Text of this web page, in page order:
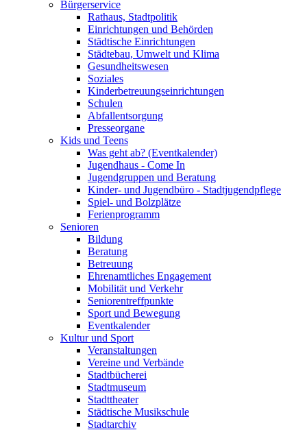
Bürgerservice
Rathaus, Stadtpolitik
Einrichtungen und Behörden
Städtische Einrichtungen
Städtebau, Umwelt und Klima
Gesundheitswesen
Soziales
Kinderbetreuungseinrichtungen
Schulen
Abfallentsorgung
Presseorgane
Kids und Teens
Was geht ab? (Eventkalender)
Jugendhaus - Come In
Jugendgruppen und Beratung
Kinder- und Jugendbüro - Stadtjugendpflege
Spiel- und Bolzplätze
Ferienprogramm
Senioren
Bildung
Beratung
Betreuung
Ehrenamtliches Engagement
Mobilität und Verkehr
Seniorentreffpunkte
Sport und Bewegung
Eventkalender
Kultur und Sport
Veranstaltungen
Vereine und Verbände
Stadtbücherei
Stadtmuseum
Stadttheater
Städtische Musikschule
Stadtarchiv